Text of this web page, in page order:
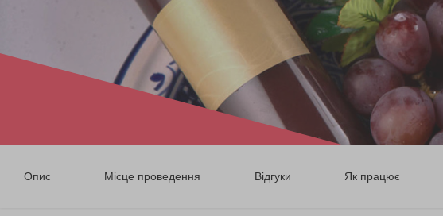
Опис Місце проведення Відгуки Як працює